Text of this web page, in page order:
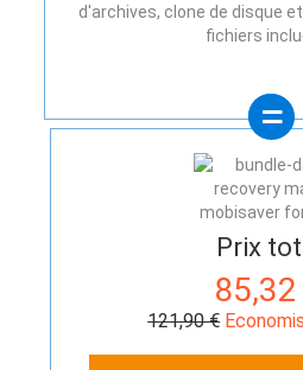
d'archives, clone de disque
fichiers
Prix
85,32
121,90 €